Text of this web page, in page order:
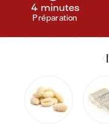
4 minutes
Préparation